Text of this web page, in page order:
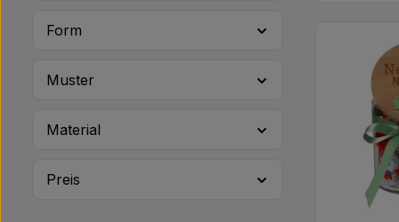
Form
Muster
Material
Preis